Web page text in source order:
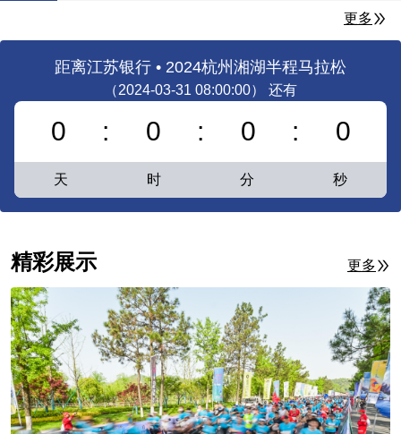
更多
距离江苏银行 • 2024杭州湘湖半程马拉松
（2024-03-31 08:00:00） 还有
0 : 0 : 0 : 0
天 时 分 秒
精彩展示
更多
Preview